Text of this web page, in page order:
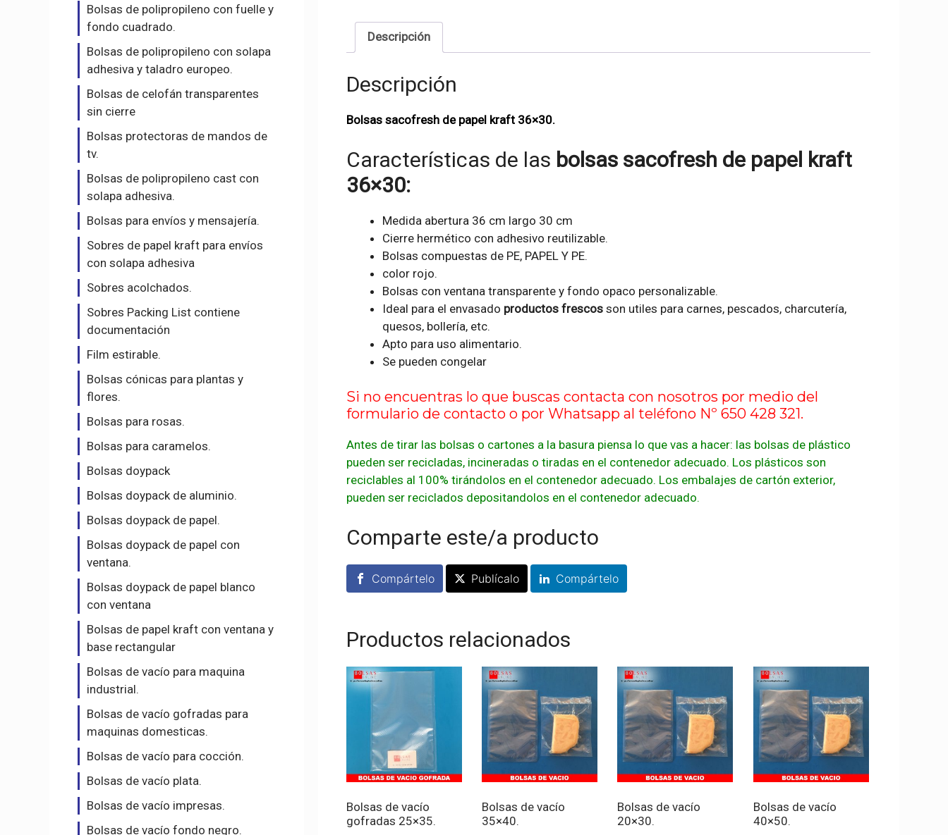
Descripción
Descripción
Bolsas sacofresh de papel kraft 36×30.
Características de las bolsas sacofresh de papel kraft
36×30:
Medida abertura 36 cm largo 30 cm
Cierre hermético con adhesivo reutilizable.
Bolsas compuestas de PE, PAPEL Y PE.
color rojo.
Bolsas con ventana transparente y fondo opaco personalizable.
Ideal para el envasado productos frescos son utiles para carnes, pescados, charcutería,
quesos, bollería, etc.
Apto para uso alimentario.
Se pueden congelar
Si no encuentras lo que buscas contacta con nosotros por medio del
formulario de contacto o por Whatsapp al teléfono Nº 650 428 321.
Antes de tirar las bolsas o cartones a la basura piensa lo que vas a hacer: las bolsas de plástico
pueden ser recicladas, incineradas o tiradas en el contenedor adecuado. Los plásticos son
reciclables al 100% tirándolos en el contenedor adecuado. Los embalajes de cartón exterior,
pueden ser reciclados depositandolos en el contenedor adecuado.
Comparte este/a producto
Compártelo Publícalo Compártelo
Productos relacionados
Bolsas de vacío
gofradas 25×35.
Bolsas de vacío
35×40.
Bolsas de vacío
20×30.
Bolsas de vacío
40×50.
Bolsas de polipropileno con fuelle y
fondo cuadrado.
Bolsas de polipropileno con solapa
adhesiva y taladro europeo.
Bolsas de celofán transparentes
sin cierre
Bolsas protectoras de mandos de
tv.
Bolsas de polipropileno cast con
solapa adhesiva.
Bolsas para envíos y mensajería.
Sobres de papel kraft para envíos
con solapa adhesiva
Sobres acolchados.
Sobres Packing List contiene
documentación
Film estirable.
Bolsas cónicas para plantas y
flores.
Bolsas para rosas.
Bolsas para caramelos.
Bolsas doypack
Bolsas doypack de aluminio.
Bolsas doypack de papel.
Bolsas doypack de papel con
ventana.
Bolsas doypack de papel blanco
con ventana
Bolsas de papel kraft con ventana y
base rectangular
Bolsas de vacío para maquina
industrial.
Bolsas de vacío gofradas para
maquinas domesticas.
Bolsas de vacío para cocción.
Bolsas de vacío plata.
Bolsas de vacío impresas.
Bolsas de vacío fondo negro.